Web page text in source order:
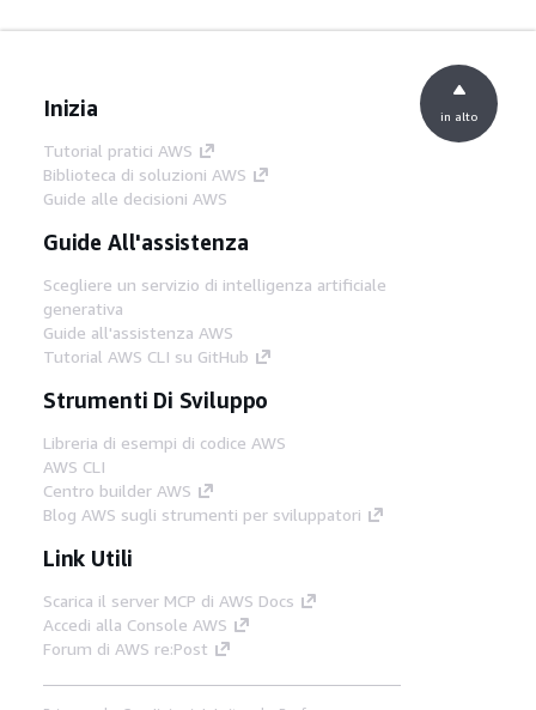
Inizia
Tutorial pratici AWS
Biblioteca di soluzioni AWS
Guide alle decisioni AWS
Guide All'assistenza
Scegliere un servizio di intelligenza artificiale
generativa
Guide all'assistenza AWS
Tutorial AWS CLI su GitHub
Strumenti Di Sviluppo
Libreria di esempi di codice AWS
AWS CLI
Centro builder AWS
Blog AWS sugli strumenti per sviluppatori
Link Utili
Scarica il server MCP di AWS Docs
Accedi alla Console AWS
Forum di AWS re:Post
in alto